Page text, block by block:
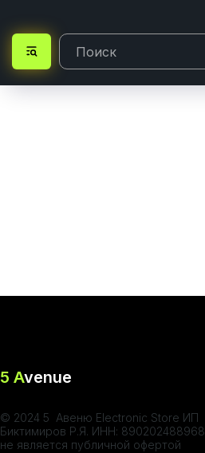
5 Avenue
© 2024 5 Авеню Electronic Store ИП
Биктимиров Р.Я. ИНН: 890202488968
не является публичной офертой